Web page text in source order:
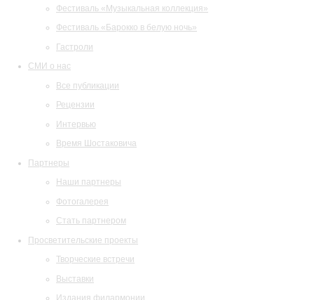
Фестиваль «Музыкальная коллекция»
Фестиваль «Барокко в белую ночь»
Гастроли
СМИ о нас
Все публикации
Рецензии
Интервью
Время Шостаковича
Партнеры
Наши партнеры
Фотогалерея
Стать партнером
Просветительские проекты
Творческие встречи
Выставки
Издания филармонии